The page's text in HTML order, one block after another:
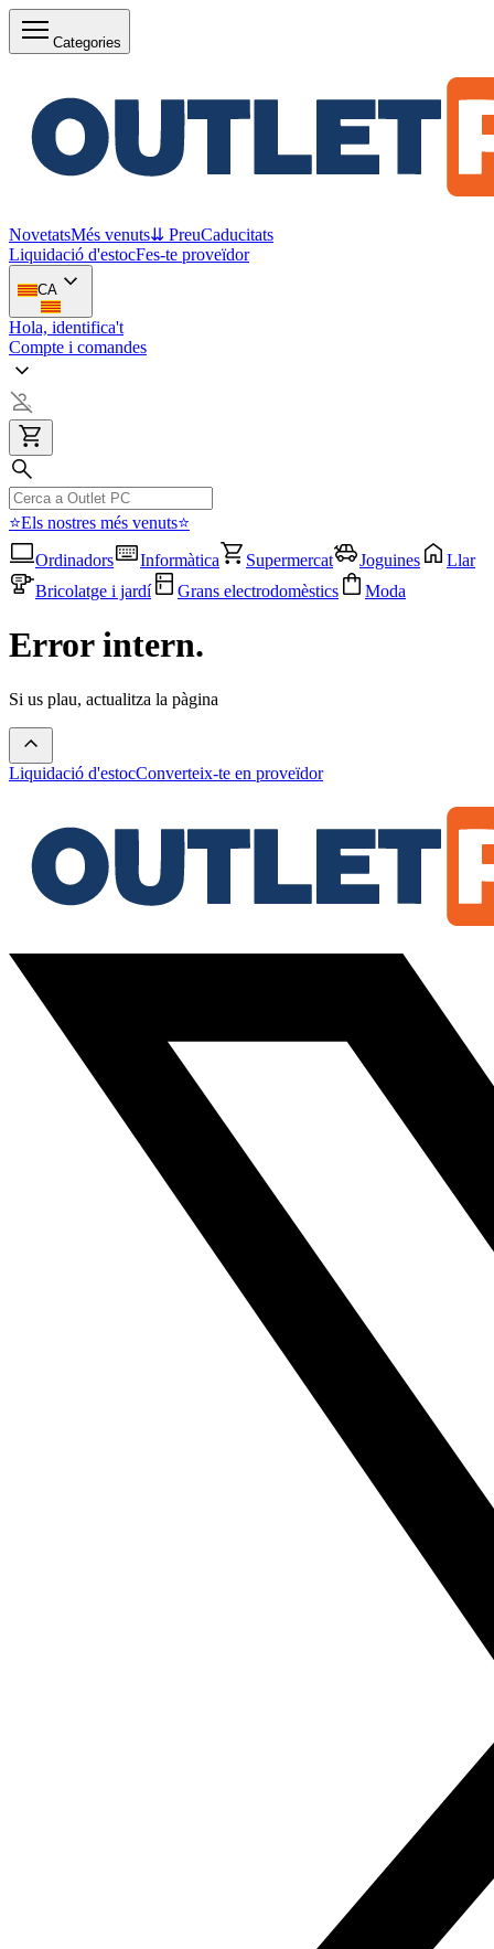
Categories
NovetatsMés venuts⇊ PreuCaducitats
Liquidació d'estocFes-te proveïdor
CA
Hola, identifica't
Compte i comandes
⭐Els nostres més venuts⭐
Ordinadors
Informàtica Supermercat Joguines
Llar
Bricolatge i jardí
Grans electrodomèstics Moda
Error intern.
Si us plau, actualitza la pàgina
Liquidació d'estocConverteix-te en proveïdor